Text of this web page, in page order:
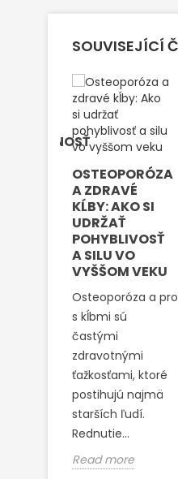
SOUVISEJÍCÍ
OSTEOPORÓZA
A ZDRAVÉ
KĹBY: AKO SI
UDRŽAŤ
POHYBLIVOSŤ
A SILU VO
VYŠŠOM VEKU
Osteoporóza a
s kĺbmi sú
častými
zdravotnými
ťažkosťami, ktoré
postihujú najmä
starších ľudí.
Rednutie...
Read more